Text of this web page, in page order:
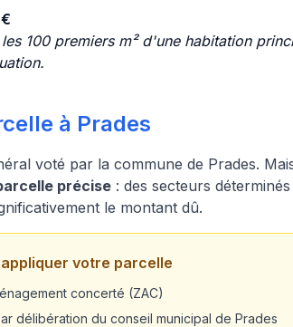
100 premiers m² d'une habitation
à Prades
voté par la commune de Prades.
précise : des secteurs
le montant dû.
votre parcelle
concerté (ZAC)
délibération du conseil municipal de Prades